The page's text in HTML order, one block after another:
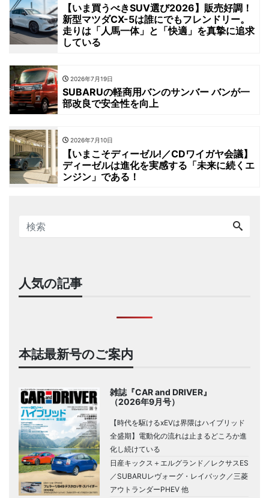
【いま買うべきSUV選び2026】販売好調！
新型マツダCX-5は誰にでもフレンドリー。
走りは「人馬一体」と「快適」を真摯に追求
している
2026年7月19日
SUBARUの軽商用バンのサンバー バンが一
部改良で安全性を向上
2026年7月10日
【いまこそディーゼル!／CDワイガヤ会議】
ディーゼルは進化を実感する「未来に続くエ
ンジン」である！
人気の記事
本誌最新号のご案内
雑誌『CAR and DRIVER』
（2026年9月号）
【時代を駆けるxEVは界隈はハイブリッド
全盛期】電動化の流れは止まるどころか進
化し続けている
日産キックス＋エルグランド／レクサスES
／SUBARUレヴォーグ・レイバック／三菱
アウトランダーPHEV 他